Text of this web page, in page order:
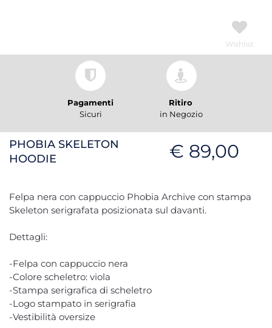
Wishlist
Pagamenti
Sicuri
Ritiro
in Negozio
PHOBIA SKELETON
HOODIE
€ 89,00
Felpa nera con cappuccio Phobia Archive con stampa
Skeleton serigrafata posizionata sul davanti.
Dettagli:
-Felpa con cappuccio nera
-Colore scheletro: viola
-Stampa serigrafica di scheletro
-Logo stampato in serigrafia
-Vestibilità oversize